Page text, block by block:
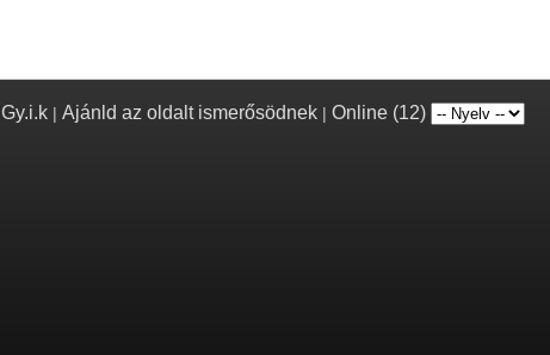
Gy.i.k | Ajánld az oldalt ismerősödnek | Online (12)